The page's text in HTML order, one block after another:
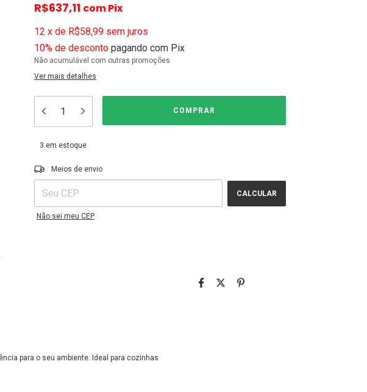
R$637,11 comPix
12 x de R$58,99 sem juros
10% de desconto pagando com Pix
Não acumulável com outras promoções
Ver mais detalhes
3 em estoque
Entregas para o CEP:
Meios de envio
CALCULAR
Não sei meu CEP
para o seu ambiente. Ideal para cozinhas